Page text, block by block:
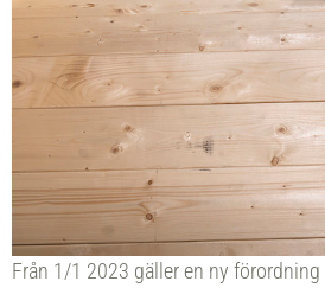
Från 1/1 2023 gäller en ny